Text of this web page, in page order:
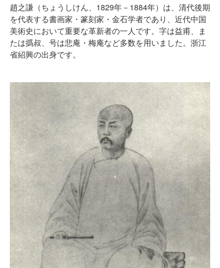
趙之謙（ちょうしけん、1829年－1884年）は、清代後期
を代表する書画家・篆刻家・金石学者であり、近代中国
美術史において重要な革新者の一人です。字は益甫、ま
たは撝叔、号は悲庵・梅庵など多数を用いました。浙江
省紹興の出身です。